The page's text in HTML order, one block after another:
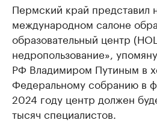
Пермский край представил
международном салоне
образовательный центр
недропользование»,
РФ Владимиром Путиным в
Федеральному собранию в
2024 году центр должен
тысяч специалистов.